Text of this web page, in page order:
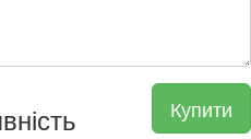
Купити